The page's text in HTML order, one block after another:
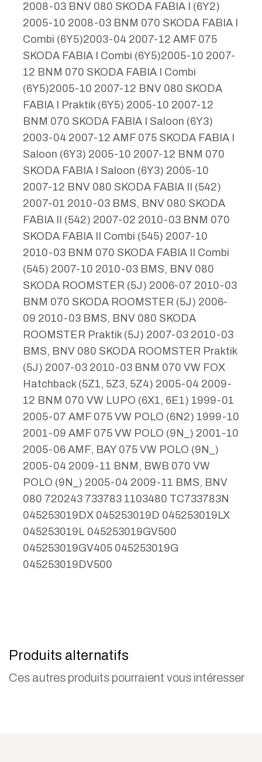
2008-03 BNV 080 SKODA FABIA I (6Y2)
2005-10 2008-03 BNM 070 SKODA FABIA I
Combi (6Y5)2003-04 2007-12 AMF 075
SKODA FABIA I Combi (6Y5)2005-10 2007-
12 BNM 070 SKODA FABIA I Combi
(6Y5)2005-10 2007-12 BNV 080 SKODA
FABIA I Praktik (6Y5) 2005-10 2007-12
BNM 070 SKODA FABIA I Saloon (6Y3)
2003-04 2007-12 AMF 075 SKODA FABIA I
Saloon (6Y3) 2005-10 2007-12 BNM 070
SKODA FABIA I Saloon (6Y3) 2005-10
2007-12 BNV 080 SKODA FABIA II (542)
2007-01 2010-03 BMS, BNV 080 SKODA
FABIA II (542) 2007-02 2010-03 BNM 070
SKODA FABIA II Combi (545) 2007-10
2010-03 BNM 070 SKODA FABIA II Combi
(545) 2007-10 2010-03 BMS, BNV 080
SKODA ROOMSTER (5J) 2006-07 2010-03
BNM 070 SKODA ROOMSTER (5J) 2006-
09 2010-03 BMS, BNV 080 SKODA
ROOMSTER Praktik (5J) 2007-03 2010-03
BMS, BNV 080 SKODA ROOMSTER Praktik
(5J) 2007-03 2010-03 BNM 070 VW FOX
Hatchback (5Z1, 5Z3, 5Z4) 2005-04 2009-
12 BNM 070 VW LUPO (6X1, 6E1) 1999-01
2005-07 AMF 075 VW POLO (6N2) 1999-10
2001-09 AMF 075 VW POLO (9N_) 2001-10
2005-06 AMF, BAY 075 VW POLO (9N_)
2005-04 2009-11 BNM, BWB 070 VW
POLO (9N_) 2005-04 2009-11 BMS, BNV
080 720243 733783 1103480 TC733783N
045253019DX 045253019D 045253019LX
045253019L 045253019GV500
045253019GV405 045253019G
045253019DV500
Produits alternatifs
Ces autres produits pourraient vous intéresser